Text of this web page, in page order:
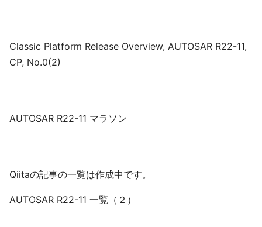
Classic Platform Release Overview, AUTOSAR R22-11,
CP, No.0(2)
AUTOSAR R22-11 マラソン
Qiitaの記事の一覧は作成中です。
AUTOSAR R22-11 一覧（２）